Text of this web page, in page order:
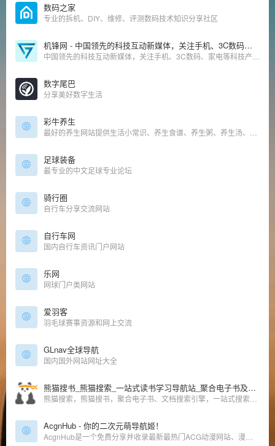
数码之家
专业的拆机、DIY、维修、评测数码技术知识分享社区
机锋网 - 中国领先的科技互动新媒体，关注手机、3C数码、家电等科技产品
数字尾巴
分享美好数字生活
彩牛养生
足球装备
最专业的中文足球专业论坛
骑行圈
自行车分享交流网站
自行车网
国内自行车资讯门户网站
乐网
网球门户类网站
爱羽客
羽毛球赛事资源和网上交流
GLnav全球导航
国内国外网站网址大全
熊猫搜书_熊猫搜索_一站式读书学习导航站_聚合电子书及文档搜索_xmsoushu_xmsearch
AcgnHub - 你的二次元萌导航姬！